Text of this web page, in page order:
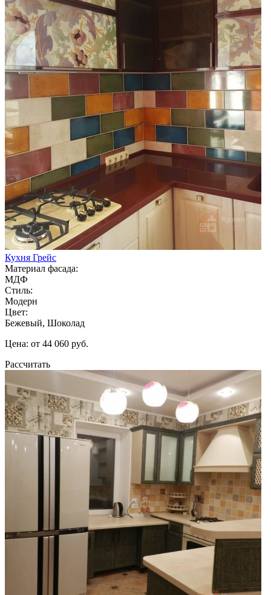
Кухня Грейс
Материал фасада:
МДФ
Стиль:
Модерн
Цвет:
Бежевый, Шоколад
Цена: от 44 060 руб.
Рассчитать